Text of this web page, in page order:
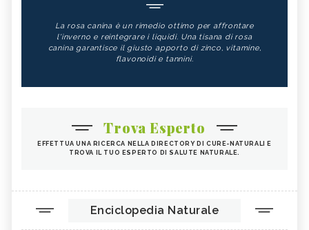
La rosa canina è un rimedio ottimo per affrontare
l'inverno e reintegrare i liquidi. Una tisana di rosa
canina garantisce il giusto apporto di zinco, vitamine,
flavonoidi e tannini.
Trova Esperto
EFFETTUA UNA RICERCA NELLA DIRECTORY DI CURE-NATURALI E
TROVA IL TUO ESPERTO DI SALUTE NATURALE.
Enciclopedia Naturale